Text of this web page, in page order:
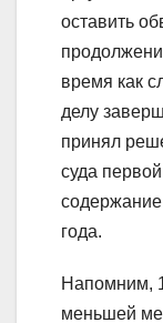
оставить
время как
делу
принял
суда
года.
Напомним,
меньшей